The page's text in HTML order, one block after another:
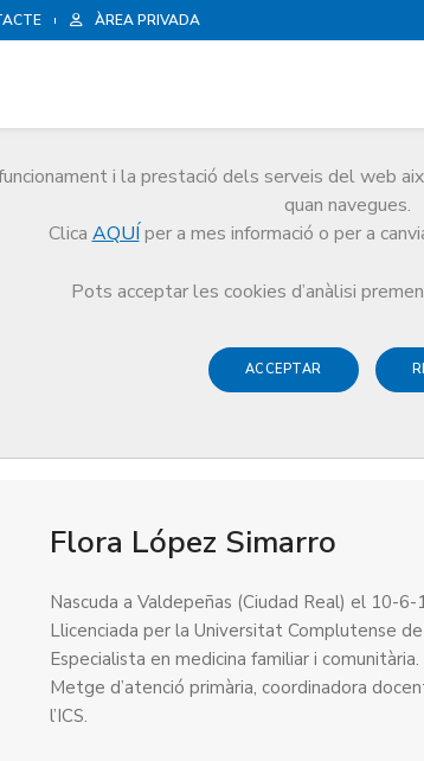
ÀREA PRIVADA
i la prestació dels serveis del web
quan navegues.
Clica AQUÍ per a mes informació o per a
Pots acceptar les cookies d’anàlisi
ACCEPTAR
2004
Flora López Simarro
Nascuda a Valdepeñas (Ciudad Real) el 10-6-
Llicenciada per la Universitat Complutense
Especialista en medicina familiar i comunitària.
Metge d’atenció primària, coordinadora
l’ICS.